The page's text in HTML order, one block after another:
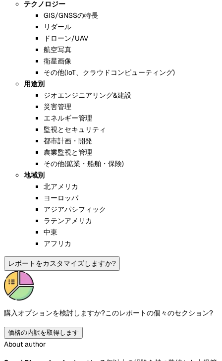
テクノロジー
GIS/GNSSの特長
リダール
ドローン/UAV
航空写真
衛星画像
その他(IoT、クラウドコンピューティング)
用途別
ジオエンジニアリング&建設
災害管理
エネルギー管理
監視とセキュリティ
都市計画・開発
農業監視と管理
その他(鉱業・船舶・保険)
地域別
北アメリカ
ヨーロッパ
アジアパシフィック
ラテンアメリカ
中東
アフリカ
レポートをカスタマイズしますか?
購入オプションを検討しますか?このレポートの個々のセクション?
価格の内訳を取得します
About author